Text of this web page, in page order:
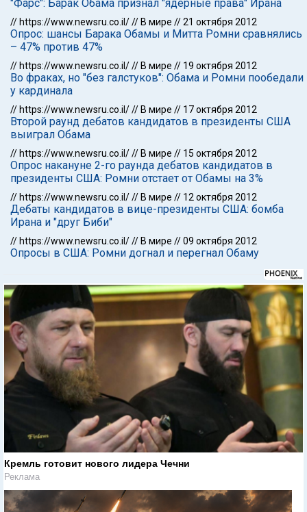
"Фарс": Барак Обама признал "ядерные права" Ирана
// https://www.newsru.co.il/// В мире //21 октября 2012
Опрос: шансы Барака Обамы и Митта Ромни сравнялись
– 47% против 47%
// https://www.newsru.co.il/// В мире // 19 октября 2012
Во фраках, но "без галстуков": Обама и Ромни пообедали
у кардинала
// https://www.newsru.co.il/// В мире // 17 октября 2012
Второй раунд дебатов кандидатов в президенты США
выиграл Обама
// https://www.newsru.co.il/// В мире // 15 октября 2012
Опрос накануне 2-го раунда дебатов кандидатов в
президенты США: Ромни отстает от Обамы на 3%
// https://www.newsru.co.il/// В мире // 12 октября 2012
Дебаты кандидатов в вице-президенты США: бомба
Ирана и "друг Биби"
// https://www.newsru.co.il/// В мире //09 октября 2012
Опросы в США: Ромни догнал и перегнал Обаму
Кремль готовит нового лидера Чечни
Реклама